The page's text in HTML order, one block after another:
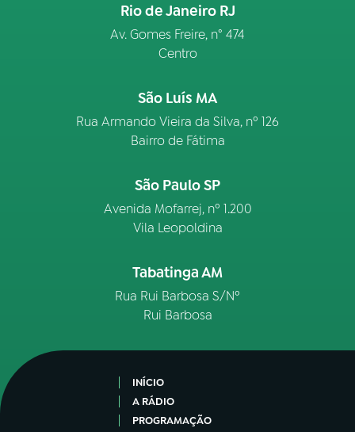
Rio de Janeiro RJ
Av. Gomes Freire, n° 474
Centro
São Luís MA
Rua Armando Vieira da Silva, nº 126
Bairro de Fátima
São Paulo SP
Avenida Mofarrej, nº 1.200
Vila Leopoldina
Tabatinga AM
Rua Rui Barbosa S/Nº
Rui Barbosa
INÍCIO
A RÁDIO
PROGRAMAÇÃO